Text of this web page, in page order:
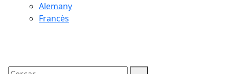
Alemany
Francès